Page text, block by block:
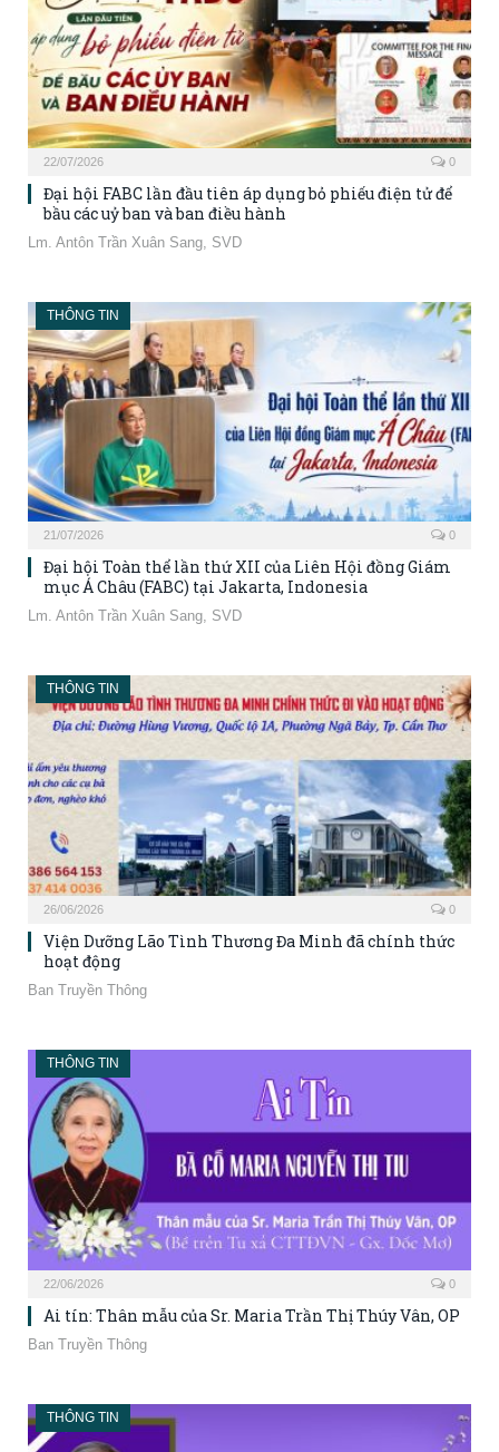
22/07/2026 0
Đại hội FABC lần đầu tiên áp dụng bỏ phiếu điện tử để
bầu các uỷ ban và ban điều hành
Lm. Antôn Trần Xuân Sang, SVD
THÔNG TIN
21/07/2026 0
Đại hội Toàn thể lần thứ XII của Liên Hội đồng Giám
mục Á Châu (FABC) tại Jakarta, Indonesia
Lm. Antôn Trần Xuân Sang, SVD
THÔNG TIN
26/06/2026 0
Viện Dưỡng Lão Tình Thương Đa Minh đã chính thức
hoạt động
Ban Truyền Thông
THÔNG TIN
22/06/2026 0
Ai tín: Thân mẫu của Sr. Maria Trần Thị Thúy Vân, OP
Ban Truyền Thông
THÔNG TIN